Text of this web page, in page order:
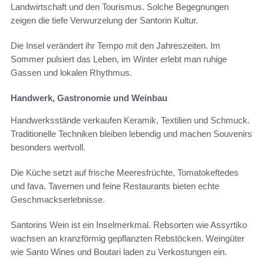
Landwirtschaft und den Tourismus. Solche Begegnungen
zeigen die tiefe Verwurzelung der Santorin Kultur.
Die Insel verändert ihr Tempo mit den Jahreszeiten. Im
Sommer pulsiert das Leben, im Winter erlebt man ruhige
Gassen und lokalen Rhythmus.
Handwerk, Gastronomie und Weinbau
Handwerksstände verkaufen Keramik, Textilien und Schmuck.
Traditionelle Techniken bleiben lebendig und machen Souvenirs
besonders wertvoll.
Die Küche setzt auf frische Meeresfrüchte, Tomatokeftedes
und fava. Tavernen und feine Restaurants bieten echte
Geschmackserlebnisse.
Santorins Wein ist ein Inselmerkmal. Rebsorten wie Assyrtiko
wachsen an kranzförmig gepflanzten Rebstöcken. Weingüter
wie Santo Wines und Boutari laden zu Verkostungen ein.